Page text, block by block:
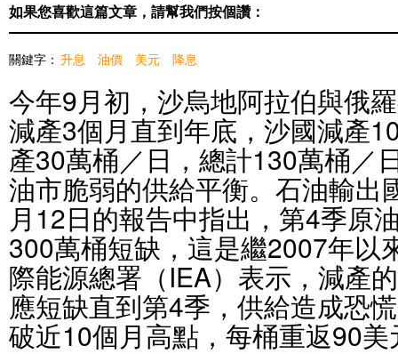
如果您喜歡這篇文章，請幫我們按個讚：
關鍵字： 升息 油價 美元 降息
今年9月初，沙烏地阿拉伯與俄
減產3個月直到年底，沙國減產
產30萬桶／日，總計130萬桶／
油市脆弱的供給平衡。石油輸出
月12日的報告中指出，第4季原
300萬桶短缺，這是繼2007年以
際能源總署（IEA）表示，減產
應短缺直到第4季，供給造成恐
破近10個月高點，每桶重返90